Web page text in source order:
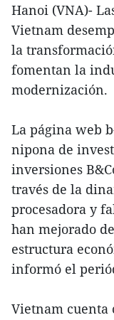
Hanoi (VNA)-
Vietnam
la
fomentan la
modernización.
La página web
nipona de
inversiones
través de la
procesadora y
han mejorado
estructura
informó el
Vietnam cuenta